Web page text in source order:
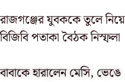
রাজগঞ্জের যুবককে তুলে
বিজিবি পতাকা বৈঠক নিস্ফলা
বাবাকে হারালেন মেসি, ভেঙে